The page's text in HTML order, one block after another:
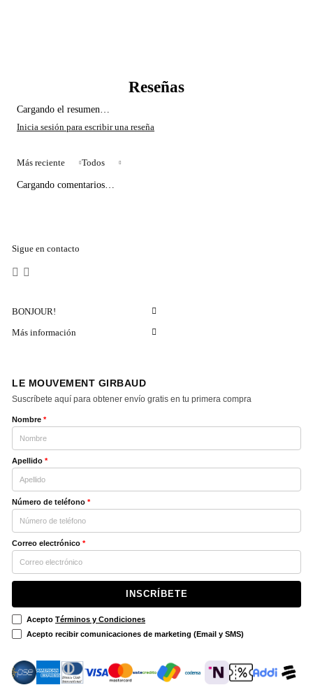
Cargando el resumen…
Más reciente Todos
Cargando comentarios…
Sigue en contacto
BONJOUR!
Más información
LE MOUVEMENT GIRBAUD
Suscríbete aquí para obtener envío gratis en tu primera compra
Nombre *
Apellido *
Número de teléfono *
Correo electrónico *
INSCRÍBETE
Acepto Términos y Condiciones
Acepto recibir comunicaciones de marketing (Email y SMS)